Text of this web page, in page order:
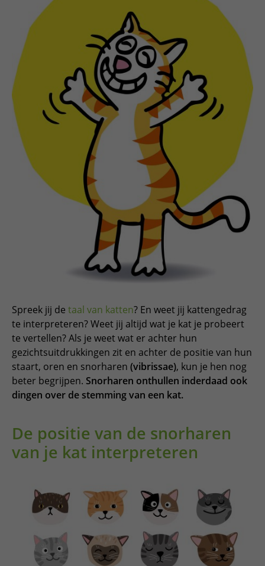
Spreek jij de taal van katten? En weet jij kattengedrag
te interpreteren? Weet jij altijd wat je kat je probeert
te vertellen? Als je weet wat er achter hun
gezichtsuitdrukkingen zit en achter de positie van hun
staart, oren en snorharen (vibrissae), kun je hen nog
beter begrijpen. Snorharen onthullen inderdaad ook
dingen over de stemming van een kat.
De positie van de snorharen
van je kat interpreteren